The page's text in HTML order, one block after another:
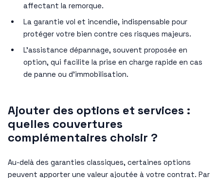
affectant la remorque.
La garantie vol et incendie, indispensable pour
protéger votre bien contre ces risques majeurs.
L’assistance dépannage, souvent proposée en
option, qui facilite la prise en charge rapide en cas
de panne ou d’immobilisation.
Ajouter des options et services :
quelles couvertures
complémentaires choisir ?
Au-delà des garanties classiques, certaines options
peuvent apporter une valeur ajoutée à votre contrat. Par